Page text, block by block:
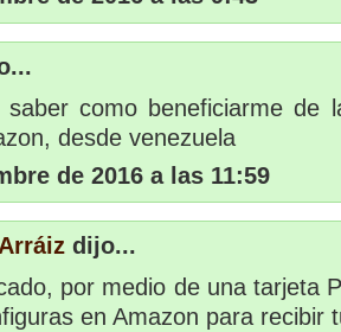
saber como beneficiarme de
desde venezuela
de 2016 a las 11:59
dijo...
por medio de una tarjeta
en Amazon para recibir